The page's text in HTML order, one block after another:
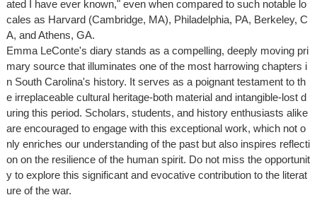
ated I have ever known," even when compared to such notable lo
cales as Harvard (Cambridge, MA), Philadelphia, PA, Berkeley, C
A, and Athens, GA.
Emma LeConte's diary stands as a compelling, deeply moving pri
mary source that illuminates one of the most harrowing chapters i
n South Carolina's history. It serves as a poignant testament to th
e irreplaceable cultural heritage-both material and intangible-lost d
uring this period. Scholars, students, and history enthusiasts alike
are encouraged to engage with this exceptional work, which not o
nly enriches our understanding of the past but also inspires reflecti
on on the resilience of the human spirit. Do not miss the opportunit
y to explore this significant and evocative contribution to the literat
ure of the war.